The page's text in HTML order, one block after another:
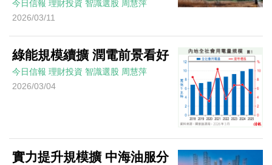
今日信報 理財投資 智識選股 周慧萍
2026/03/11
綠能規模續擴 潤電前景看好
今日信報 理財投資 智識選股 周慧萍
2026/03/04
實力提升規模擴 中海油服分